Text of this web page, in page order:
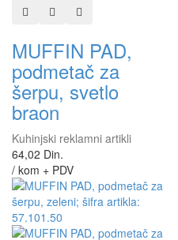
Dodaj u listu želja
Dodaj u listu za poređenje
MUFFIN PAD,
podmetač za
šerpu, svetlo
braon
Kuhinjski reklamni artikli
64,02 Din.
/ kom + PDV